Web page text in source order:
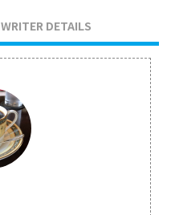
WRITER DETAILS